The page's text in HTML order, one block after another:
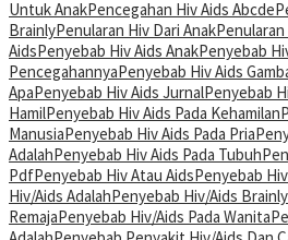
Untuk AnakPencegahan Hiv Aids Abcde
BrainlyPenularan Hiv Dari Anak
AidsPenyebab Hiv Aids AnakPenyebab
PencegahannyaPenyebab Hiv Aids
ApaPenyebab Hiv Aids JurnalPenyebab
HamilPenyebab Hiv Aids Pada Kehamilan
ManusiaPenyebab Hiv Aids Pada Pria
AdalahPenyebab Hiv Aids Pada Tubuh
PdfPenyebab Hiv Atau AidsPenyebab
Hiv/Aids AdalahPenyebab Hiv/Aids Brainly
RemajaPenyebab Hiv/Aids Pada Wanita